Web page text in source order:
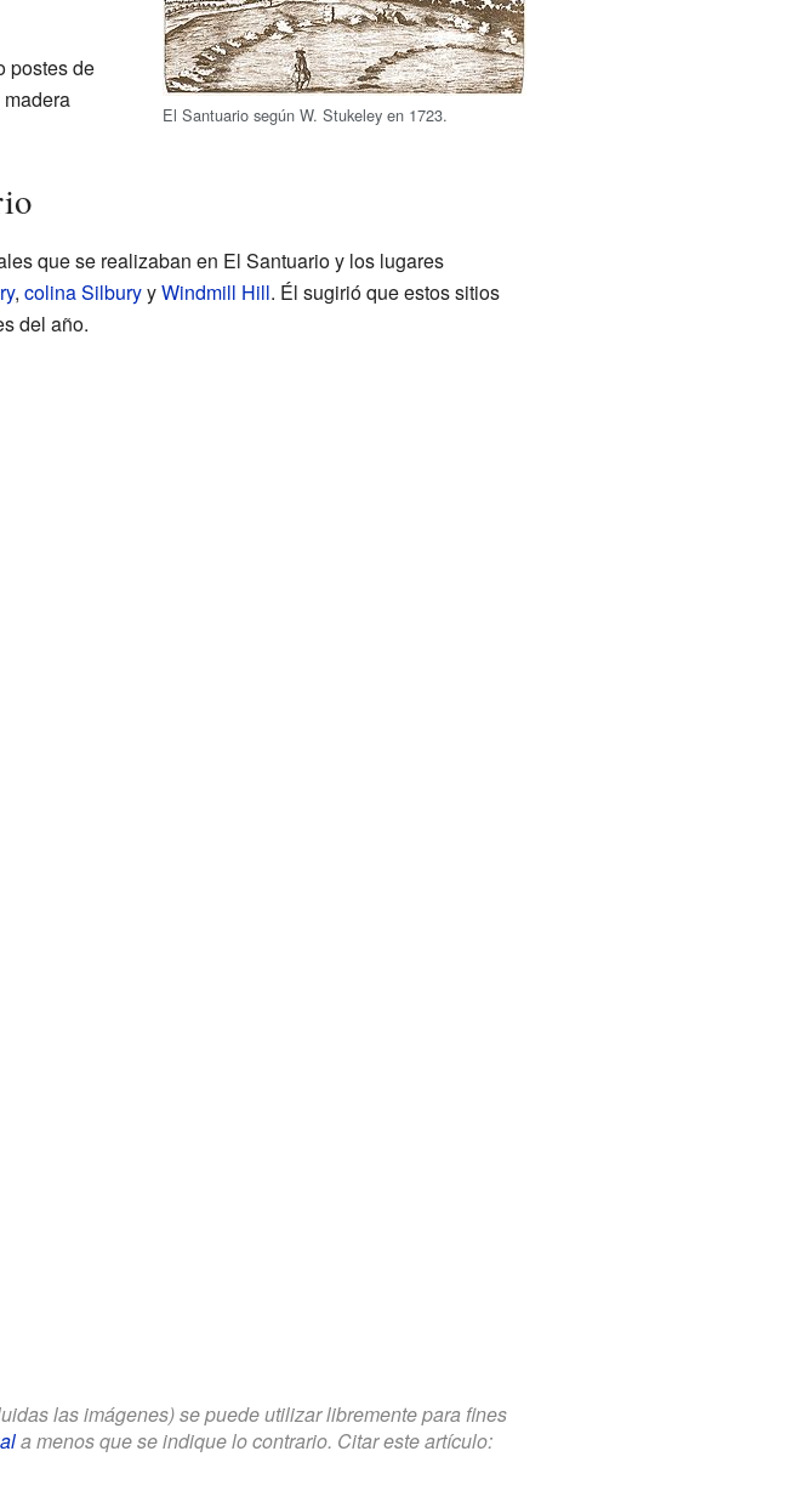
El Santuario según W. Stukeley en 1723.
postes de
que se realizaban en El Santuario y los lugares
, colina SilburyyWindmill Hill. Él sugirió que estos sitios
del año.
las imágenes) se puede utilizar libremente para fines
a menos que se indique lo contrario. Citar este artículo: